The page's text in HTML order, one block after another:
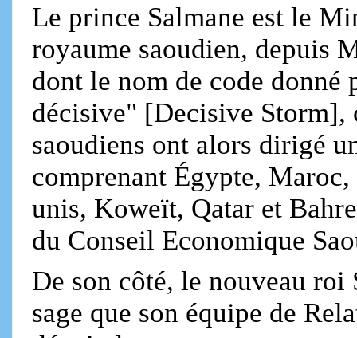
Le prince Salmane est le
royaume saoudien, depuis
dont le nom de code donné
décisive" [Decisive Storm],
saoudiens ont alors dirigé
comprenant Égypte,
unis, Koweït, Qatar et
du Conseil Economique
De son côté, le nouveau roi
sage que son équipe de